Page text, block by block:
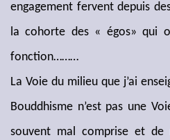
engagement fervent depuis
la cohorte des « égos» qui
fonction………
La Voie du milieu que j’ai
Bouddhisme n’est pas une
souvent mal comprise et de